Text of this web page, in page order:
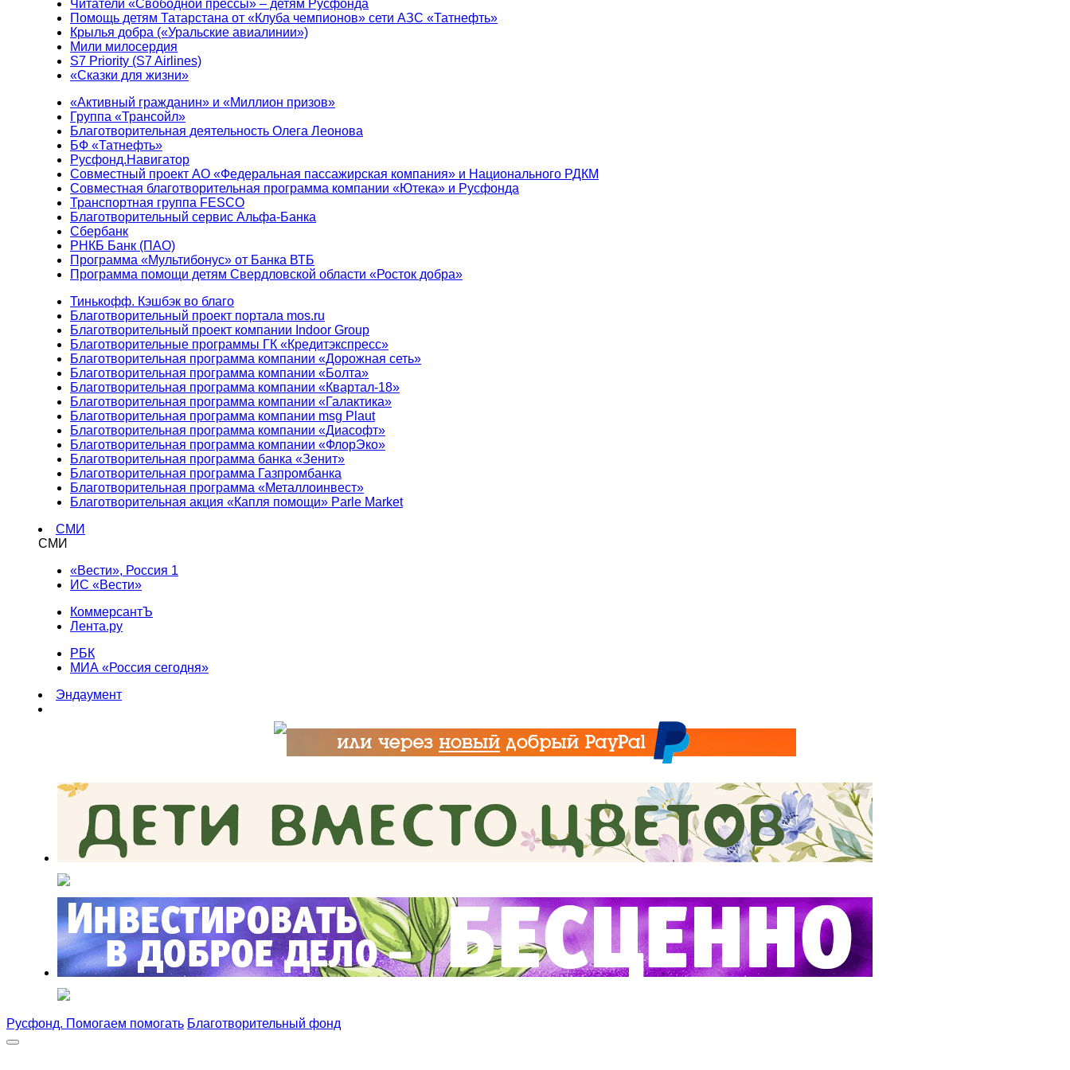
Читатели «Свободной прессы» – детям Русфонда
Помощь детям Татарстана от «Клуба чемпионов» сети АЗС «Татнефть»
Крылья добра («Уральские авиалинии»)
Мили милосердия
S7 Priority (S7 Airlines)
«Сказки для жизни»
«Активный гражданин» и «Миллион призов»
Группа «Трансойл»
Благотворительная деятельность Олега Леонова
БФ «Татнефть»
Русфонд.Навигатор
Совместный проект АО «Федеральная пассажирская компания» и Национального РДКМ
Совместная благотворительная программа компании «Ютека» и Русфонда
Транспортная группа FESCO
Благотворительный сервис Альфа-Банка
Сбербанк
РНКБ Банк (ПАО)
Программа «Мультибонус» от Банка ВТБ
Программа помощи детям Свердловской области «Росток добра»
Тинькофф. Кэшбэк во благо
Благотворительный проект портала mos.ru
Благотворительный проект компании Indoor Group
Благотворительные программы ГК «Кредитэкспресс»
Благотворительная программа компании «Дорожная сеть»
Благотворительная программа компании «Болта»
Благотворительная программа компании «Квартал-18»
Благотворительная программа компании «Галактика»
Благотворительная программа компании msg Plaut
Благотворительная программа компании «Диасофт»
Благотворительная программа компании «ФлорЭко»
Благотворительная программа банка «Зенит»
Благотворительная программа Газпромбанка
Благотворительная программа «Металлоинвест»
Благотворительная акция «Капля помощи» Parle Market
СМИ
СМИ
«Вести», Россия 1
ИС «Вести»
КоммерсантЪ
Лента.ру
РБК
МИА «Россия сегодня»
Эндаумент
Русфонд. Помогаем помогать Благотворительный фонд